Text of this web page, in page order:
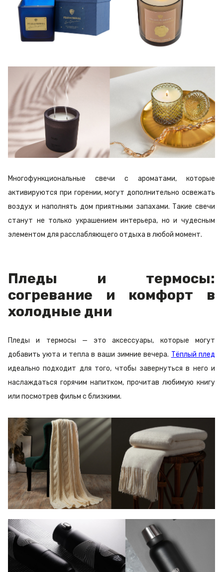
Многофункциональные свечи с ароматами, которые
активируются при горении, могут дополнительно освежать
воздух и наполнять дом приятными запахами. Такие свечи
станут не только украшением интерьера, но и чудесным
элементом для расслабляющего отдыха в любой момент.
Пледы и термосы:
согревание и комфорт в
холодные дни
Пледы и термосы — это аксессуары, которые могут
добавить уюта и тепла в ваши зимние вечера. Тёплый плед
идеально подходит для того, чтобы завернуться в него и
наслаждаться горячим напитком, прочитав любимую книгу
или посмотрев фильм с близкими.